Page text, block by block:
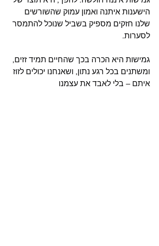
הישענות איתנה ואמון עמוק שהשורשים
שלנו חזקים מספיק בשביל שנוכל להתמסר
לסערות.
גמישות היא הכרה בכך שהחיים תמיד זזים,
ומשתנים בכל רגע נתון, ושאנחנו יכולים לזוז
איתם – בלי לאבד את עצמנו